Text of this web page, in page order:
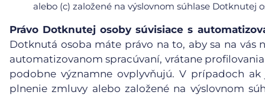
alebo (c) založené na výslovnom súhlase Dotknutej
Právo Dotknutej osoby súvisiace s
Dotknutá osoba máte právo na to, aby sa na vás
automatizovanom spracúvaní, vrátane
podobne významne ovplyvňujú. V prípadoch
plnenie zmluvy alebo založené na výslovnom